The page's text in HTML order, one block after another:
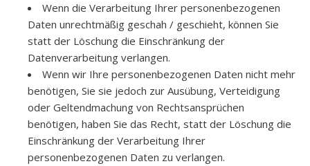
Wenn die Verarbeitung Ihrer personenbezogenen
Daten unrechtmäßig geschah / geschieht, können Sie
statt der Löschung die Einschränkung der
Datenverarbeitung verlangen.
Wenn wir Ihre personenbezogenen Daten nicht mehr
benötigen, Sie sie jedoch zur Ausübung, Verteidigung
oder Geltendmachung von Rechtsansprüchen
benötigen, haben Sie das Recht, statt der Löschung die
Einschränkung der Verarbeitung Ihrer
personenbezogenen Daten zu verlangen.